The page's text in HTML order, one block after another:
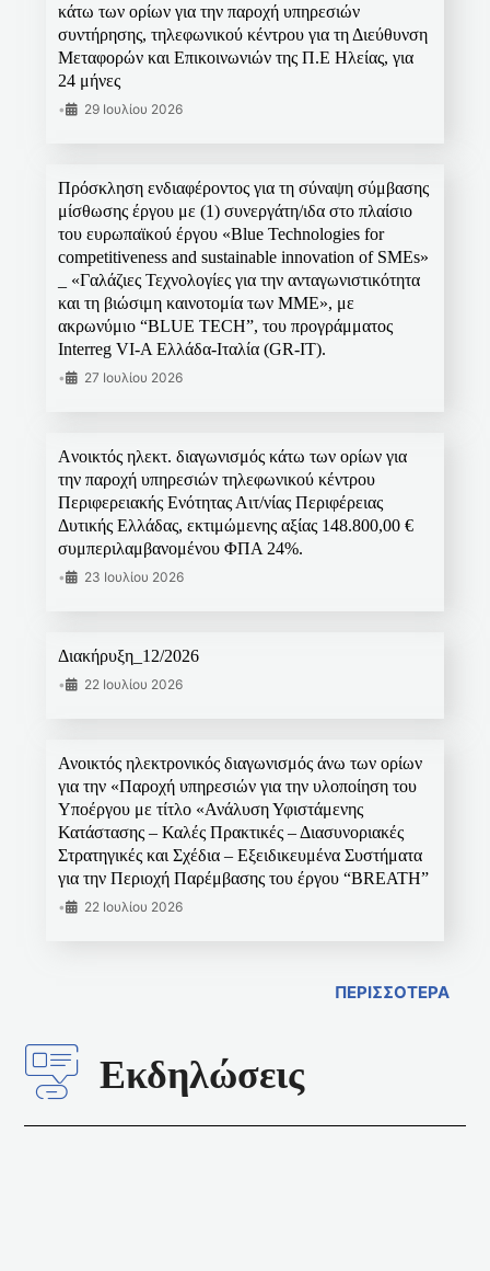
κάτω των ορίων για την παροχή υπηρεσιών
συντήρησης, τηλεφωνικού κέντρου για τη Διεύθυνση
Μεταφορών και Επικοινωνιών της Π.Ε Ηλείας, για
24 μήνες
• 29 Ιουλίου 2026
Πρόσκληση ενδιαφέροντος για τη σύναψη σύμβασης
μίσθωσης έργου με (1) συνεργάτη/ιδα στο πλαίσιο
του ευρωπαϊκού έργου «Blue Technologies for
competitiveness and sustainable innovation of SMEs»
_ «Γαλάζιες Τεχνολογίες για την ανταγωνιστικότητα
και τη βιώσιμη καινοτομία των ΜΜΕ», με
ακρωνύμιο “BLUE TECH”, του προγράμματος
Interreg VI-A Ελλάδα-Ιταλία (GR-IT).
• 27 Ιουλίου 2026
Aνοικτός ηλεκτ. διαγωνισμός κάτω των ορίων για
την παροχή υπηρεσιών τηλεφωνικού κέντρου
Περιφερειακής Ενότητας Αιτ/νίας Περιφέρειας
Δυτικής Ελλάδας, εκτιμώμενης αξίας 148.800,00 €
συμπεριλαμβανομένου ΦΠΑ 24%.
• 23 Ιουλίου 2026
Διακήρυξη_12/2026
• 22 Ιουλίου 2026
Ανοικτός ηλεκτρονικός διαγωνισμός άνω των ορίων
για την «Παροχή υπηρεσιών για την υλοποίηση του
Υποέργου με τίτλο «Ανάλυση Υφιστάμενης
Κατάστασης – Καλές Πρακτικές – Διασυνοριακές
Στρατηγικές και Σχέδια – Εξειδικευμένα Συστήματα
για την Περιοχή Παρέμβασης του έργου “BREATH”
• 22 Ιουλίου 2026
ΠΕΡΙΣΣΟΤΕΡΑ
Εκδηλώσεις